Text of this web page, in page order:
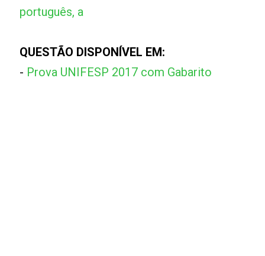
português, a
QUESTÃO DISPONÍVEL EM:
- Prova UNIFESP 2017 com Gabarito